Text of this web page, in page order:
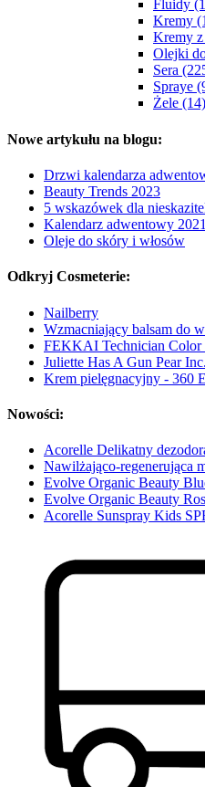
Fluidy
Kremy
Kremy z
Olejki
Sera
Spraye
Żele (14)
Nowe artykułu na blogu:
Drzwi kalendarza
Beauty Trends 2023
5 wskazówek dla
Kalendarz adwentowy
Oleje do skóry i włosów
Odkryj Cosmeterie:
Nailberry
Wzmacniający balsam do
FEKKAI Technician Color
Juliette Has A Gun Pear
Krem pielęgnacyjny - 360
Nowości:
Acorelle Delikatny
Nawilżająco-regenerująca
Evolve Organic Beauty
Evolve Organic Beauty
Acorelle Sunspray Kids